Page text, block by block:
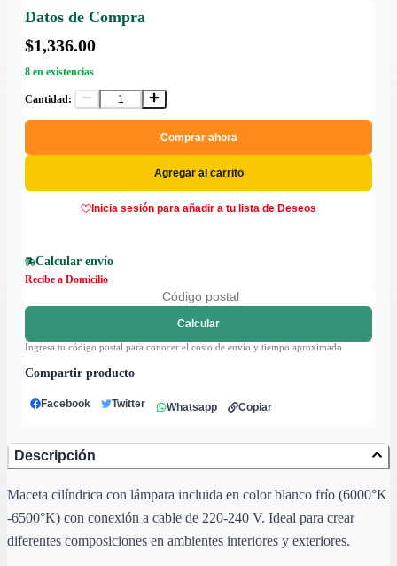
Datos de Compra
$1,336.00
8 en existencias
Cantidad:
Comprar ahora
Agregar al carrito
Inicia sesión para añadir a tu lista de Deseos
Calcular envío
Recibe a Domicilio
Calcular
Ingresa tu código postal para conocer el costo de envío y tiempo aproximado
Compartir producto
Facebook Twitter Whatsapp Copiar
Descripción
Maceta cilíndrica con lámpara incluida en color blanco frío (6000°K
-6500°K) con conexión a cable de 220-240 V. Ideal para crear
diferentes composiciones en ambientes interiores y exteriores.